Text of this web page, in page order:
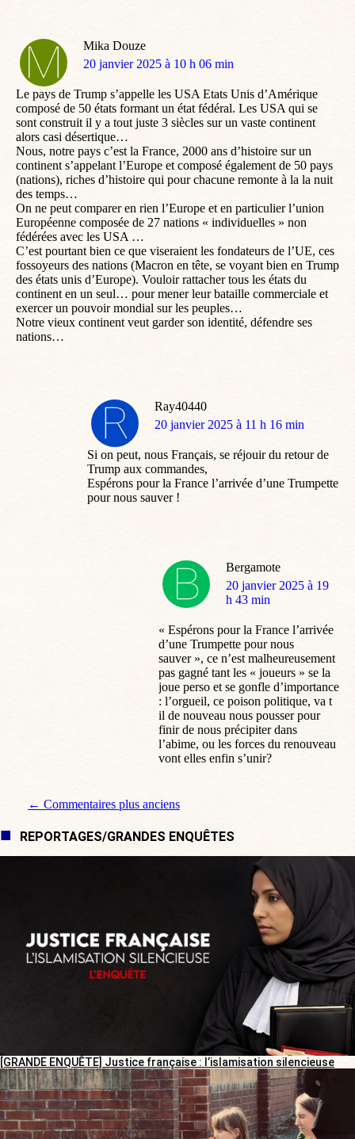
Mika Douze
dit
20 janvier 2025 à 10 h 06 min
Le pays de Trump s’appelle les USA Etats Unis d’Amérique
composé de 50 états formant un état fédéral. Les USA qui se
sont construit il y a tout juste 3 siècles sur un vaste continent
alors casi désertique…
Nous, notre pays c’est la France, 2000 ans d’histoire sur un
continent s’appelant l’Europe et composé également de 50 pays
(nations), riches d’histoire qui pour chacune remonte à la la nuit
des temps…
On ne peut comparer en rien l’Europe et en particulier l’union
Européenne composée de 27 nations « individuelles » non
fédérées avec les USA …
C’est pourtant bien ce que viseraient les fondateurs de l’UE, ces
fossoyeurs des nations (Macron en tête, se voyant bien en Trump
des états unis d’Europe). Vouloir rattacher tous les états du
continent en un seul… pour mener leur bataille commerciale et
exercer un pouvoir mondial sur les peuples…
Notre vieux continent veut garder son identité, défendre ses
nations…
Ray40440
dit
20 janvier 2025 à 11 h 16 min
Si on peut, nous Français, se réjouir du retour de
Trump aux commandes,
Espérons pour la France l’arrivée d’une Trumpette
pour nous sauver !
Bergamote
dit
:
20 janvier 2025 à 19
h 43 min
« Espérons pour la France l’arrivée
d’une Trumpette pour nous
sauver », ce n’est malheureusement
pas gagné tant les « joueurs » se la
joue perso et se gonfle d’importance
: l’orgueil, ce poison politique, va t
il de nouveau nous pousser pour
finir de nous précipiter dans
l’abime, ou les forces du renouveau
vont elles enfin s’unir?
Navigation de commentaire
← Commentaires plus anciens
REPORTAGES/GRANDES ENQUÊTES
[GRANDE ENQUÊTE] Justice française : l’islamisation silencieuse